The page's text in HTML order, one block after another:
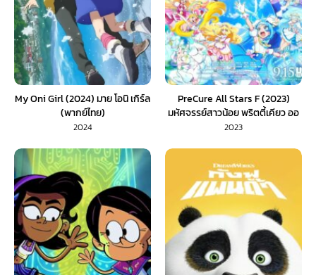
My Oni Girl (2024) มาย โอนิ เกิร์ล
(พากย์ไทย)
2024
PreCure All Stars F (2023)
มหัศจรรย์สาวน้อย พริตตี้เคียว ออ
ลสตาร์ เอฟ (พากย์ไทย)
2023